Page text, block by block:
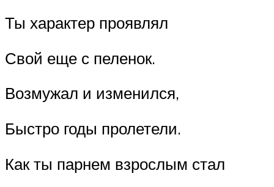
Ты характер проявлял
Свой еще с пеленок.
Возмужал и изменился,
Быстро годы пролетели.
Как ты парнем взрослым стал